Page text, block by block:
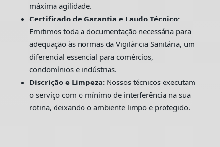
máxima agilidade.
Certificado de Garantia e Laudo Técnico:
Emitimos toda a documentação necessária para
adequação às normas da Vigilância Sanitária, um
diferencial essencial para comércios,
condomínios e indústrias.
Discrição e Limpeza:Nossos técnicos executam
o serviço com o mínimo de interferência na sua
rotina, deixando o ambiente limpo e protegido.